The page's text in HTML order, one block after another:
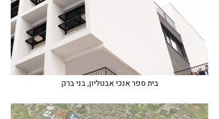
בית ספר אנכי אבטליון, בני ברק